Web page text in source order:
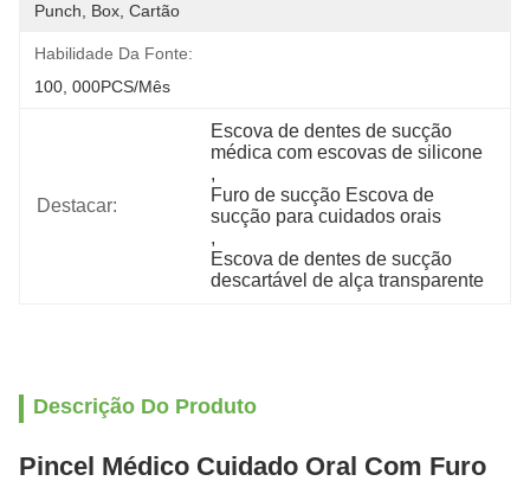
Punch, Box, Cartão
Habilidade Da Fonte:
100, 000PCS/Mês
Destacar:
Escova de dentes de sucção
médica com escovas de silicone
,
Furo de sucção Escova de
sucção para cuidados orais
,
Escova de dentes de sucção
descartável de alça transparente
Descrição Do Produto
Pincel Médico Cuidado Oral Com Furo